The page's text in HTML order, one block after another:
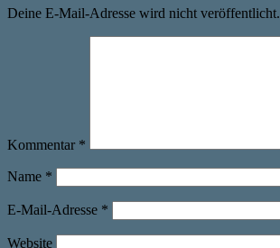
Deine E-Mail-Adresse wird nicht veröffentlicht.
Kommentar *
Name *
E-Mail-Adresse *
Website